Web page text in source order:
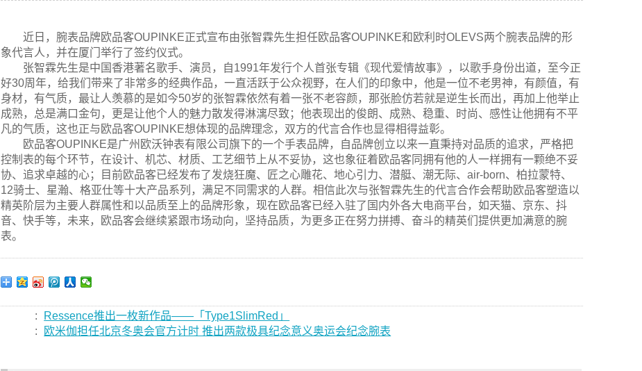
近日，腕表品牌欧品客OUPINKE正式宣布由张智霖先生担任欧品客OUPINKE和欧利时OLEVS两个腕表品牌的形
象代言人，并在厦门举行了签约仪式。
张智霖先生是中国香港著名歌手、演员，自1991年发行个人首张专辑《现代爱情故事》，以歌手身份出道，至今正
好30周年，给我们带来了非常多的经典作品，一直活跃于公众视野，在人们的印象中，他是一位不老男神，有颜值，有
身材，有气质，最让人羡慕的是如今50岁的张智霖依然有着一张不老容颜，那张脸仿若就是逆生长而出，再加上他举止
成熟，总是满口金句，更是让他个人的魅力散发得淋漓尽致；他表现出的俊朗、成熟、稳重、时尚、感性让他拥有不平
凡的气质，这也正与欧品客OUPINKE想体现的品牌理念，双方的代言合作也显得相得益彰。
欧品客OUPINKE是广州欧沃钟表有限公司旗下的一个手表品牌，自品牌创立以来一直秉持对品质的追求，严格把
控制表的每个环节，在设计、机芯、材质、工艺细节上从不妥协，这也象征着欧品客同拥有他的人一样拥有一颗绝不妥
协、追求卓越的心；目前欧品客已经发布了发烧狂魔、匠之心雕花、地心引力、潜艇、潮无际、air-born、柏拉蒙特、
12骑士、星瀚、格亚仕等十大产品系列，满足不同需求的人群。相信此次与张智霖先生的代言合作会帮助欧品客塑造以
精英阶层为主要人群属性和以品质至上的品牌形象，现在欧品客已经入驻了国内外各大电商平台，如天猫、京东、抖
音、快手等，未来，欧品客会继续紧跟市场动向，坚持品质，为更多正在努力拼搏、奋斗的精英们提供更加满意的腕
表。
:
Ressence推出一枚新作品——「Type1SlimRed」
:
欧米伽担任北京冬奥会官方计时 推出两款极具纪念意义奥运会纪念腕表